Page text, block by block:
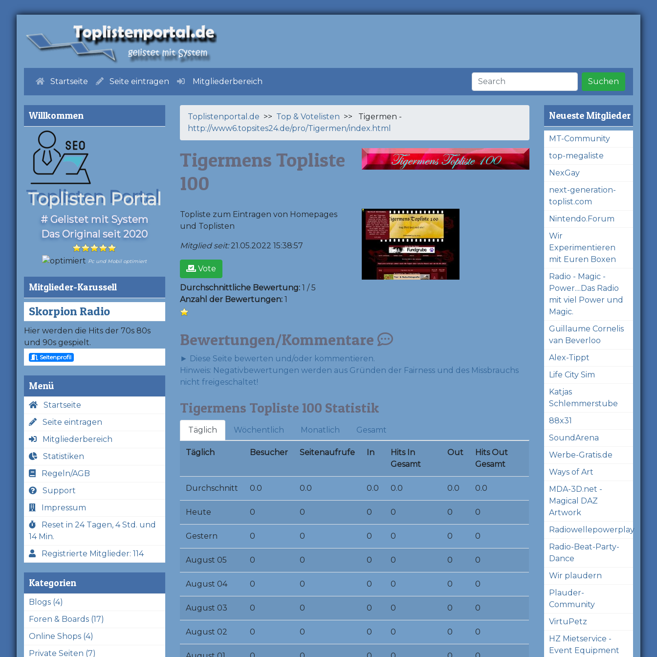
Startseite Seite eintragen Mitgliederbereich Suchen
Willkommen
Toplisten Portal
# Gelistet mit System
Das Original seit 2020
Pc und Mobil optimiert
Mitglieder-Karussell
Skorpion Radio
Hier werden die Hits der 70s 80s
und 90s gespielt.
Seitenprofil
Menü
Startseite
Seite eintragen
Mitgliederbereich
Statistiken
Regeln/AGB
Support
Impressum
Reset in 24 Tagen, 4 Std. und
14 Min.
Registrierte Mitglieder: 114
Kategorien
Blogs (4)
Foren & Boards (17)
Online Shops (4)
Private Seiten (7)
Toplistenportal.de >> Top & Votelisten >> Tigermen -
http://www6.topsites24.de/pro/Tigermen/index.html
Tigermens Topliste
100
Topliste zum Eintragen von Homepages
und Toplisten
Mitglied seit:21.05.2022 15:38:57
Vote
Durchschnittliche Bewertung:1 / 5
Anzahl der Bewertungen:1
Bewertungen/Kommentare
► Diese Seite bewerten und/oder kommentieren.
Hinweis: Negativbewertungen werden aus Gründen der Fairness und des Missbrauchs
nicht freigeschaltet!
Tigermens Topliste 100 Statistik
Täglich Wöchentlich Monatlich Gesamt
Täglich Besucher Seitenaufrufe In
Hits In
Gesamt
Out
Hits Out
Gesamt
Durchschnitt 0.0 0.0 0.0 0.0 0.0 0.0
Heute 0 0 0 0 0 0
Gestern 0 0 0 0 0 0
August 05 0 0 0 0 0 0
August 04 0 0 0 0 0 0
August 03 0 0 0 0 0 0
August 02 0 0 0 0 0 0
Neueste Mitglieder
MT-Community
top-megaliste
NexGay
next-generation-
toplist.com
Nintendo.Forum
Wir
Experimentieren
mit Euren Boxen
Radio - Magic -
Power....Das Radio
mit viel Power und
Magic.
Guillaume Cornelis
van Beverloo
Alex-Tippt
Life City Sim
Katjas
Schlemmerstube
88x31
SoundArena
Werbe-Gratis.de
Ways of Art
MDA-3D.net -
Magical DAZ
Artwork
Radiowellepowerplay
Radio-Beat-Party-
Dance
Wir plaudern
Plauder-
Community
VirtuPetz
HZ Mietservice -
Event Equipment